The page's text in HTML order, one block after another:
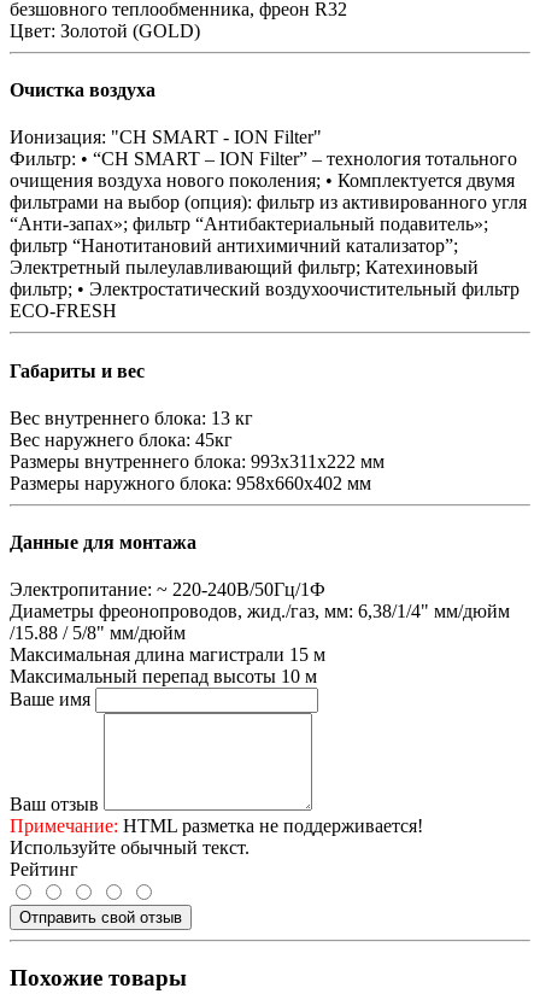
безшовного теплообменника, фреон R32
Цвет: Золотой (GOLD)
Очистка воздуха
Ионизация: "CH SMART - ION Filter"
Фильтр: • “CH SMART – ION Filter” – технология тотального
очищения воздуха нового поколения; • Комплектуется двумя
фильтрами на выбор (опция): фильтр из активированного угля
“Анти-запах»; фильтр “Антибактериальный подавитель»;
фильтр “Нанотитановий антихимичний катализатор”;
Электретный пылеулавливающий фильтр; Катехиновый
фильтр; • Электростатический воздухоочистительный фильтр
ЕСО-FRESH
Габариты и вес
Вес внутреннего блока: 13 кг
Вес наружнего блока: 45кг
Размеры внутреннего блока: 993x311x222 мм
Размеры наружного блока: 958x660x402 мм
Данные для монтажа
Электропитание: ~ 220-240В/50Гц/1Ф
Диаметры фреонопроводов, жид./газ, мм: 6,38/1/4" мм/дюйм
/15.88 / 5/8" мм/дюйм
Максимальная длина магистрали 15 м
Максимальный перепад высоты 10 м
Ваше имя
Ваш отзыв
Примечание: HTML разметка не поддерживается!
Используйте обычный текст.
Рейтинг
Отправить свой отзыв
Похожие товары